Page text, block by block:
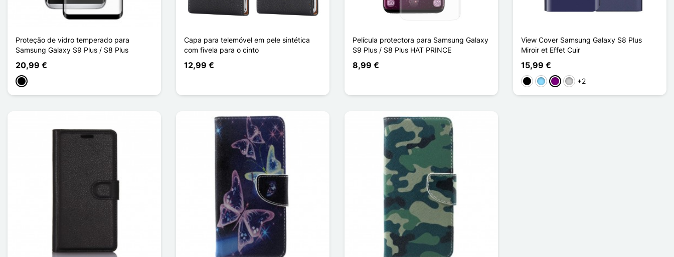
Proteção de vidro temperado para
Samsung Galaxy S9 Plus / S8 Plus
20,99 €
Preto
Capa para telemóvel em pele sintética
com fivela para o cinto
12,99 €
Película protectora para Samsung Galaxy
S9 Plus / S8 Plus HAT PRINCE
8,99 €
View Cover Samsung Galaxy S8 Plus
Miroir et Effet Cuir
15,99 €
PretoAzul Claro
Púrpura
Prata+2